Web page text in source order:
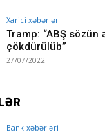
Xarici xəbərlər
Tramp: “ABŞ sözün
çökdürülüb”
27/07/2022
Bank xəbərləri